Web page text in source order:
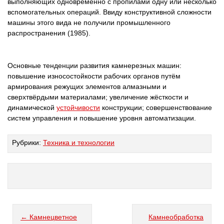
вспомогательных операций. Ввиду конструктивной сложности
машины этого вида не получили промышленного
распространения (1985).
Основные тенденции развития камнерезных машин:
повышение износостойкости рабочих органов путём
армирования режущих элементов алмазными и
сверхтвёрдыми материалами; увеличение жёсткости и
динамической устойчивости конструкции; совершенствование
систем управления и повышение уровня автоматизации.
Рубрики: Техника и технологии
← Камнецветное
Камнеобработка